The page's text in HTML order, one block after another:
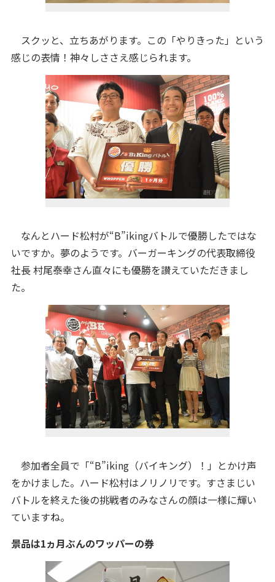
スクッと、立ちあがります。この「やりきった」という
感じの表情！神々しささえ感じられます。
なんとハード松村が“B”ikingバトルで優勝したではな
いですか。夢のようです。バーガーキングの代表取締役
社長 村尾泰幸さん直々にも優勝を讃えていただきまし
た。
参加者全員で「“B”iking（バイキング）！」とかけ声
をかけました。ハード松村はノリノリです。すさまじい
バトルを終えた後の挑戦者のみなさんの顔は一様に輝い
ていますね。
景品は1ヵ月ぶんのワッパーの券